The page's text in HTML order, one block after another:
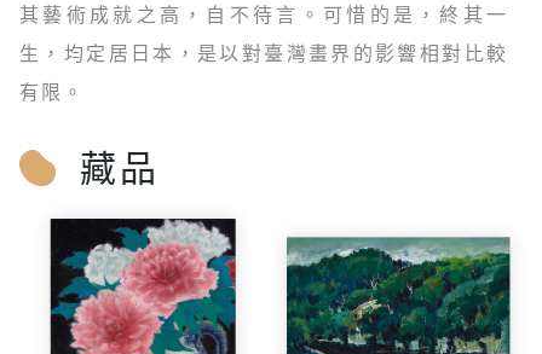
其藝術成就之高，自不待言。可惜的是，終其一
生，均定居日本，是以對臺灣畫界的影響相對比較
有限。
藏品